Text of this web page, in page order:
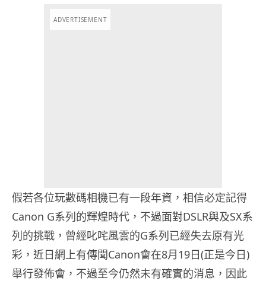
ADVERTISEMENT
假若各位玩數碼相機已有一段年資，相信必定記得
Canon G系列的輝煌時代，不過面對DSLR與及SX系
列的挑戰，曾經叱咤風雲的G系列已經失去原有光
彩，近日網上有傳聞Canon會在8月19日(正是今日)
舉行發佈會，不過至今仍然未有確實的消息，因此